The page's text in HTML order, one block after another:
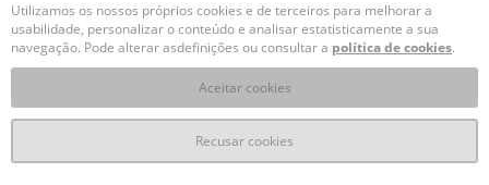
Utilizamos os nossos próprios cookies e de terceiros para melhorar a
usabilidade, personalizar o conteúdo e analisar estatisticamente a sua
navegação. Pode alterar asdefinições ou consultar a política de cookies.
Aceitar cookies
Recusar cookies